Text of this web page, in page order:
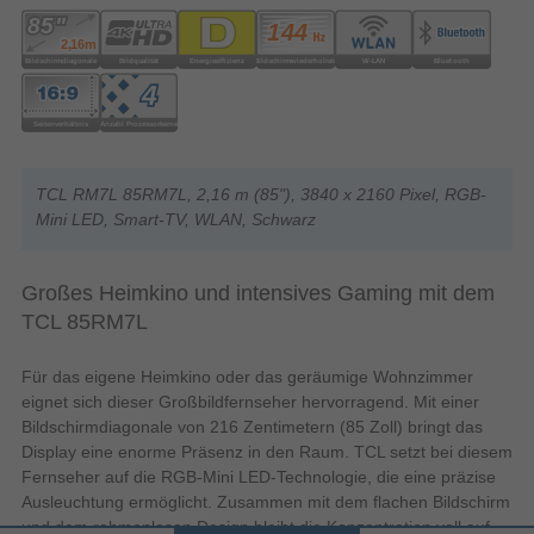
TCL RM7L 85RM7L, 2,16 m (85"), 3840 x 2160 Pixel, RGB-
Mini LED, Smart-TV, WLAN, Schwarz
Großes Heimkino und intensives Gaming mit dem
TCL 85RM7L
Für das eigene Heimkino oder das geräumige Wohnzimmer
eignet sich dieser Großbildfernseher hervorragend. Mit einer
Bildschirmdiagonale von 216 Zentimetern (85 Zoll) bringt das
Display eine enorme Präsenz in den Raum. TCL setzt bei diesem
Fernseher auf die RGB-Mini LED-Technologie, die eine präzise
Ausleuchtung ermöglicht. Zusammen mit dem flachen Bildschirm
und dem rahmenlosen Design bleibt die Konzentration voll auf